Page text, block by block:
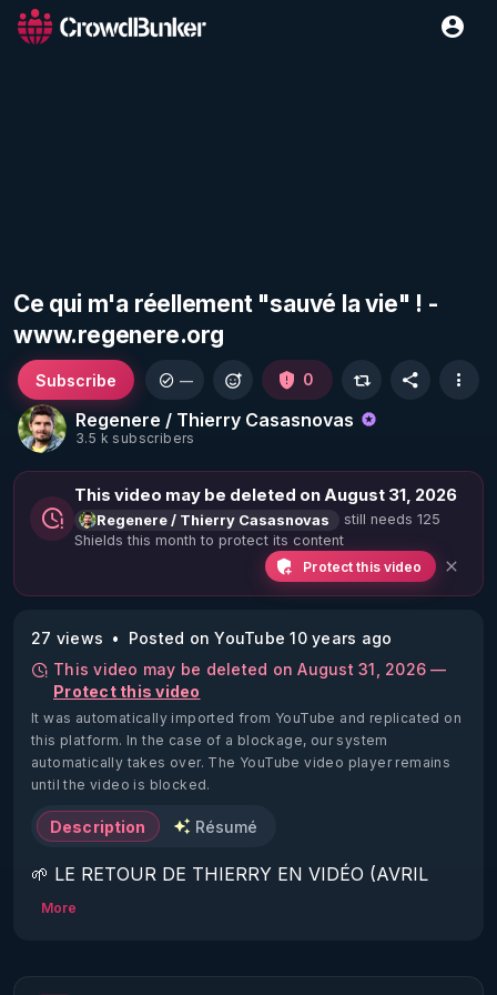
Ce qui m'a réellement "sauvé la vie" ! -
www.regenere.org
Regenere / Thierry Casasnovas
3.5 k subscribers
Subscribe — 0
This video may be deleted on August 31, 2026
Regenere / Thierry Casasnovas
still needs 125
Shields this month to protect its content
Protect this video
27 views
Posted on YouTube 10 years ago
This video may be deleted on August 31, 2026 —
Protect this video
It was automatically imported from YouTube and replicated on
this platform. In the case of a blockage, our system
automatically takes over. The YouTube video player remains
until the video is blocked.
Description Résumé
🌱 LE RETOUR DE THIERRY EN VIDÉO (AVRIL
2022)!
https://www.rgnr.fr/presentation.html
More